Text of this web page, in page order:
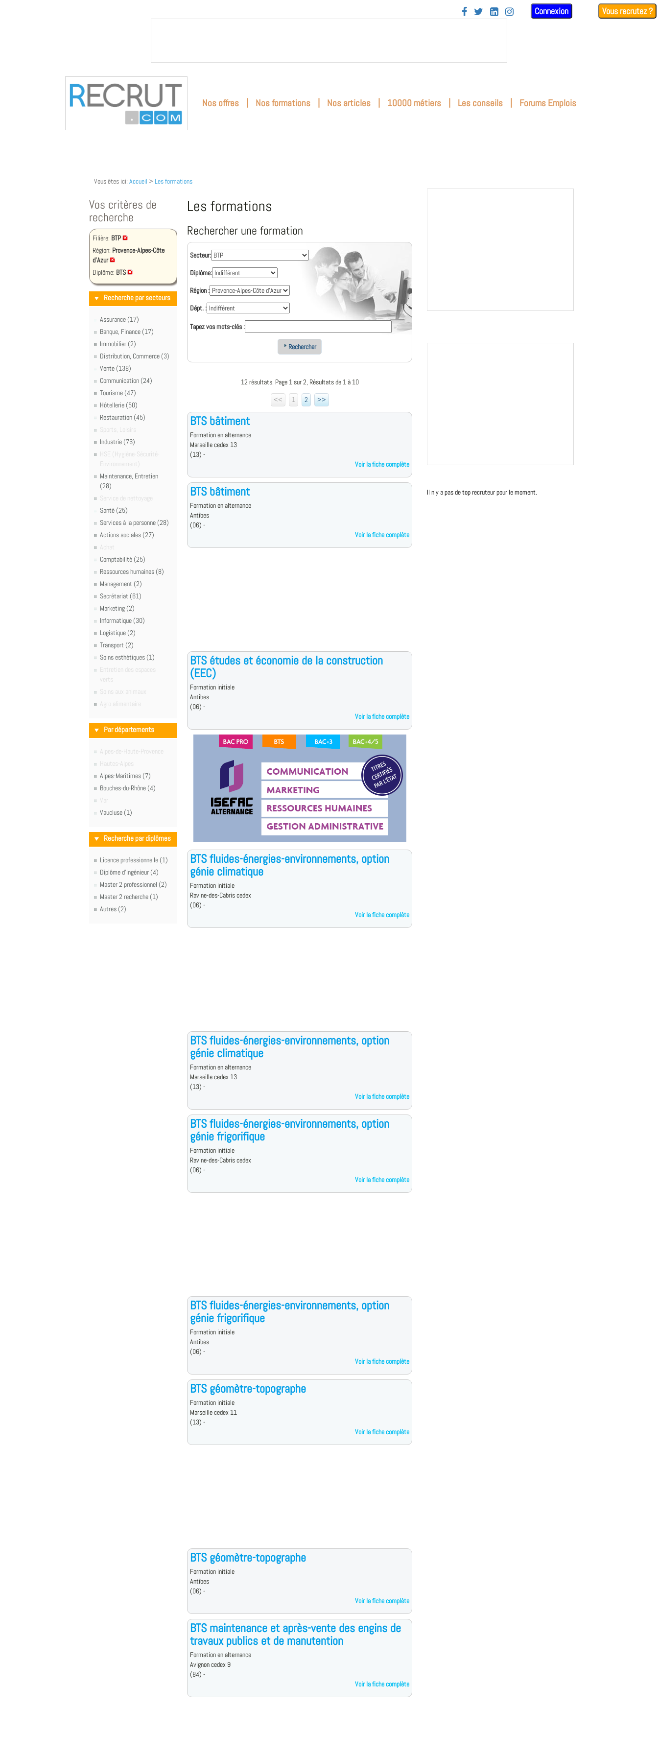
    Connexion Vous recrutez ?
Nos offres | Nos formations | Nos articles | 10000 métiers | Les conseils | Forums Emplois
Vous êtes ici: Accueil > Les formations
Vos critères de
recherche
Filière: BTP
Région: Provence-Alpes-Côte
d'Azur
Diplôme: BTS
Recherche par secteurs
Assurance (17)
Banque, Finance (17)
Immobilier (2)
Distribution, Commerce (3)
Vente (138)
Communication (24)
Tourisme (47)
Hôtellerie (50)
Restauration (45)
Sports, Loisirs
Industrie (76)
HSE (Hygiène-Sécurité-
Environnement)
Maintenance, Entretien
(28)
Service de nettoyage
Santé (25)
Services à la personne (28)
Actions sociales (27)
Achat
Comptabilité (25)
Ressources humaines (8)
Management (2)
Secrétariat (61)
Marketing (2)
Informatique (30)
Logistique (2)
Transport (2)
Soins esthétiques (1)
Entretien des espaces
verts
Soins aux animaux
Agro alimentaire
Par départements
Alpes-de-Haute-Provence
Hautes-Alpes
Alpes-Maritimes (7)
Bouches-du-Rhône (4)
Var
Vaucluse (1)
Recherche par diplômes
Licence professionnelle (1)
Diplôme d'ingénieur (4)
Master 2 professionnel (2)
Master 2 recherche (1)
Autres (2)
Les formations
Rechercher une formation
Secteur:
Diplôme:
Région :
Dépt. :
Tapez vos mots-clés :
Rechercher
12 résultats. Page 1 sur 2, Résultats de 1 à 10
<<
1 2 >>
BTS bâtiment
Formation en alternance
Marseille cedex 13
(13) -
Voir la fiche complète
BTS bâtiment
Formation en alternance
Antibes
(06) -
Voir la fiche complète
BTS études et économie de la construction
(EEC)
Formation initiale
Antibes
(06) -
Voir la fiche complète
BTS fluides-énergies-environnements, option
génie climatique
Formation initiale
Ravine-des-Cabris cedex
(06) -
Voir la fiche complète
BTS fluides-énergies-environnements, option
génie climatique
Formation en alternance
Marseille cedex 13
(13) -
Voir la fiche complète
BTS fluides-énergies-environnements, option
génie frigorifique
Formation initiale
Ravine-des-Cabris cedex
(06) -
Voir la fiche complète
BTS fluides-énergies-environnements, option
génie frigorifique
Formation initiale
Antibes
(06) -
Voir la fiche complète
BTS géomètre-topographe
Formation initiale
Marseille cedex 11
(13) -
Voir la fiche complète
BTS géomètre-topographe
Formation initiale
Antibes
(06) -
Voir la fiche complète
BTS maintenance et après-vente des engins de
travaux publics et de manutention
Formation en alternance
Avignon cedex 9
(84) -
Voir la fiche complète
Il n'y a pas de top recruteur pour le moment.